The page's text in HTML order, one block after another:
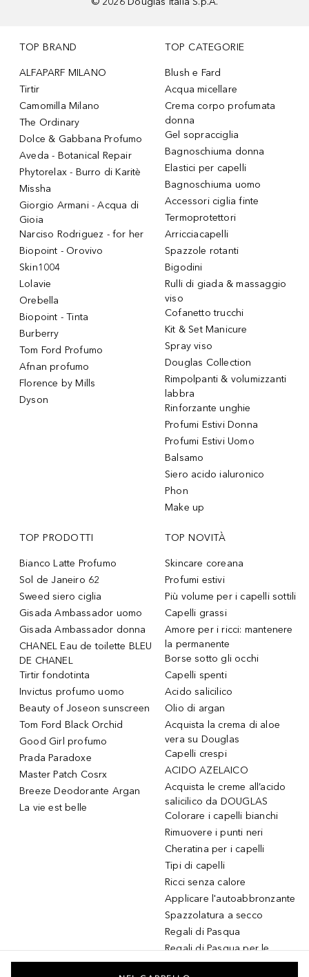
TOP BRAND
ALFAPARF MILANO
Tirtir
Camomilla Milano
The Ordinary
Dolce & Gabbana Profumo
Aveda - Botanical Repair
Phytorelax - Burro di Karitè
Missha
Giorgio Armani - Acqua di
Gioia
Narciso Rodriguez - for her
Biopoint - Orovivo
Skin1004
Lolavie
Orebella
Biopoint - Tinta
Burberry
Tom Ford Profumo
Afnan profumo
Florence by Mills
Dyson
TOP CATEGORIE
Blush e Fard
Acqua micellare
Crema corpo profumata
donna
Gel sopracciglia
Bagnoschiuma donna
Elastici per capelli
Bagnoschiuma uomo
Accessori ciglia finte
Termoprotettori
Arricciacapelli
Spazzole rotanti
Bigodini
Rulli di giada & massaggio
viso
Cofanetto trucchi
Kit & Set Manicure
Spray viso
Douglas Collection
Rimpolpanti & volumizzanti
labbra
Rinforzante unghie
Profumi Estivi Donna
Profumi Estivi Uomo
Balsamo
Siero acido ialuronico
Phon
Make up
TOP PRODOTTI
Bianco Latte Profumo
Sol de Janeiro 62
Sweed siero ciglia
Gisada Ambassador uomo
Gisada Ambassador donna
CHANEL Eau de toilette BLEU
DE CHANEL
Tirtir fondotinta
Invictus profumo uomo
Beauty of Joseon sunscreen
Tom Ford Black Orchid
Good Girl profumo
Prada Paradoxe
Master Patch Cosrx
Breeze Deodorante Argan
La vie est belle
TOP NOVITÀ
Skincare coreana
Profumi estivi
Più volume per i capelli sottili
Capelli grassi
Amore per i ricci: mantenere
la permanente
Borse sotto gli occhi
Capelli spenti
Acido salicilico
Olio di argan
Acquista la crema di aloe
vera su Douglas
Capelli crespi
ACIDO AZELAICO
Acquista le creme all’acido
salicilico da DOUGLAS
Colorare i capelli bianchi
Rimuovere i punti neri
Cheratina per i capelli
Tipi di capelli
Ricci senza calore
Applicare l'autoabbronzante
Spazzolatura a secco
Regali di Pasqua
Regali di Pasqua per le
donne